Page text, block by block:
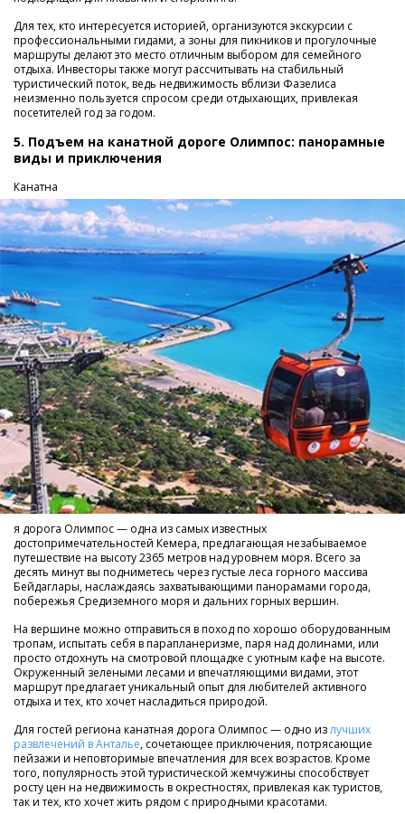
Для тех, кто интересуется историей, организуются экскурсии с
профессиональными гидами, а зоны для пикников и прогулочные
маршруты делают это место отличным выбором для семейного
отдыха. Инвесторы также могут рассчитывать на стабильный
туристический поток, ведь недвижимость вблизи Фазелиса
неизменно пользуется спросом среди отдыхающих, привлекая
посетителей год за годом.
5. Подъем на канатной дороге Олимпос: панорамные
виды и приключения
Канатна
я дорога Олимпос — одна из самых известных
достопримечательностей Кемера, предлагающая незабываемое
путешествие на высоту 2365 метров над уровнем моря. Всего за
десять минут вы подниметесь через густые леса горного массива
Бейдаглары, наслаждаясь захватывающими панорамами города,
побережья Средиземного моря и дальних горных вершин.
На вершине можно отправиться в поход по хорошо оборудованным
тропам, испытать себя в парапланеризме, паря над долинами, или
просто отдохнуть на смотровой площадке с уютным кафе на высоте.
Окруженный зелеными лесами и впечатляющими видами, этот
маршрут предлагает уникальный опыт для любителей активного
отдыха и тех, кто хочет насладиться природой.
Для гостей региона канатная дорога Олимпос — одно излучших
развлечений в Анталье, сочетающее приключения, потрясающие
пейзажи и неповторимые впечатления для всех возрастов. Кроме
того, популярность этой туристической жемчужины способствует
росту цен на недвижимость в окрестностях, привлекая как туристов,
так и тех, кто хочет жить рядом с природными красотами.